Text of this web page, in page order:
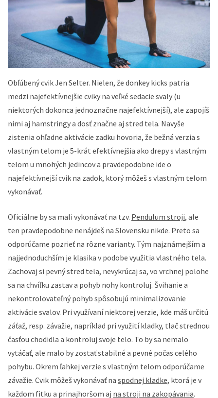
Obľúbený cvik Jen Selter. Nielen, že donkey kicks patria
medzi najefektívnejšie cviky na veľké sedacie svaly (u
niektorých dokonca jednoznačne najefektívnejší), ale zapojíš
nimi aj hamstringy a dosť značne aj stred tela. Navyše
zistenia ohľadne aktivácie zadku hovoria, že bežná verzia s
vlastným telom je 5-krát efektívnejšia ako drepy s vlastným
telom u mnohých jedincov a pravdepodobne ide o
najefektívnejší cvik na zadok, ktorý môžeš s vlastným telom
vykonávať.
Oficiálne by sa mali vykonávať na tzv. Pendulum stroji, ale
ten pravdepodobne nenájdeš na Slovensku nikde. Preto sa
odporúčame pozrieť na rôzne varianty. Tým najznámejším a
najjednoduchším je klasika v podobe využitia vlastného tela.
Zachovaj si pevný stred tela, nevykrúcaj sa, vo vrchnej polohe
sa na chvíľku zastav a pohyb nohy kontroluj. Švihanie a
nekontrolovateľný pohyb spôsobujú minimalizovanie
aktivácie svalov. Pri využívaní niektorej verzie, kde máš určitú
záťaž, resp. závažie, napríklad pri využití kladky, tlač strednou
časťou chodidla a kontroluj svoje telo. To by sa nemalo
vytáčať, ale malo by zostať stabilné a pevné počas celého
pohybu. Okrem ľahkej verzie s vlastným telom odporúčame
závažie. Cvik môžeš vykonávať na spodnej kladke, ktorá je v
každom fitku a prinajhoršom aj na stroji na zakopávania.